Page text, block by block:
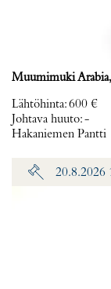
Muumimuki
Lähtöhinta:600 €
Johtava huuto:-
Hakaniemen Pantti
20.8.2026